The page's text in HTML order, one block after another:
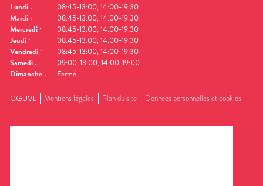
Lundi :
08:45-13:00, 14:00-19:30
Mardi :
08:45-13:00, 14:00-19:30
Mercredi :
08:45-13:00, 14:00-19:30
Jeudi :
08:45-13:00, 14:00-19:30
Vendredi :
08:45-13:00, 14:00-19:30
Samedi :
09:00-13:00, 14:00-19:00
Dimanche : Fermé
CGUVL Mentions légales Plan du site Données personnelles et cookies